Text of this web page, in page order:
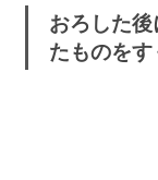
おろした
たものを